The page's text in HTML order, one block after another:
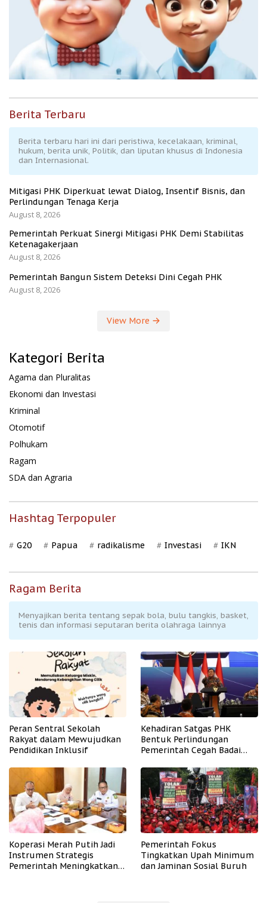
Berita Terbaru
Berita terbaru hari ini dari peristiwa, kecelakaan, kriminal,
hukum, berita unik, Politik, dan liputan khusus di Indonesia
dan Internasional.
Mitigasi PHK Diperkuat lewat Dialog, Insentif Bisnis, dan
Perlindungan Tenaga Kerja
August 8, 2026
Pemerintah Perkuat Sinergi Mitigasi PHK Demi Stabilitas
Ketenagakerjaan
August 8, 2026
Pemerintah Bangun Sistem Deteksi Dini Cegah PHK
August 8, 2026
View More
Kategori Berita
Agama dan Pluralitas
Ekonomi dan Investasi
Kriminal
Otomotif
Polhukam
Ragam
SDA dan Agraria
Hashtag Terpopuler
G20 Papua radikalisme Investasi IKN
Ragam Berita
Menyajikan berita tentang sepak bola, bulu tangkis, basket,
tenis dan informasi seputaran berita olahraga lainnya
Peran Sentral Sekolah
Rakyat dalam Mewujudkan
Pendidikan Inklusif
Kehadiran Satgas PHK
Bentuk Perlindungan
Pemerintah Cegah Badai
Koperasi Merah Putih Jadi
Instrumen Strategis
Pemerintah Meningkatkan
Pemerintah Fokus
Tingkatkan Upah Minimum
dan Jaminan Sosial Buruh